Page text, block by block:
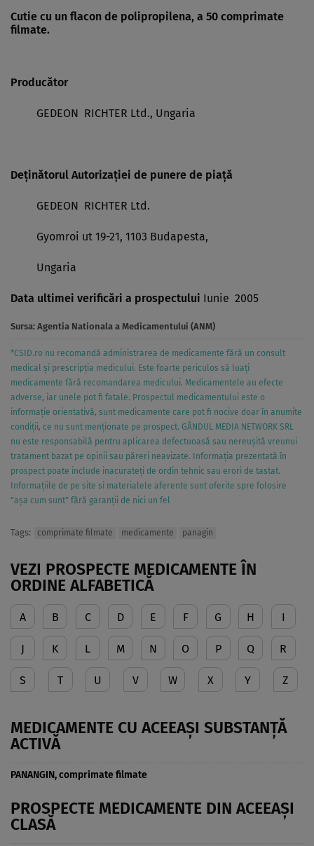
Cutie cu un flacon de polipropilena, a 50 comprimate
filmate.
Producător
GEDEON RICHTER Ltd., Ungaria
Deţinătorul Autorizaţiei de punere de piaţă
GEDEON RICHTER Ltd.
Gyomroi ut 19-21, 1103 Budapesta,
Ungaria
Data ultimei verificări a prospectului Iunie 2005
Sursa: Agentia Nationala a Medicamentului (ANM)
*CSID.ro nu recomandă administrarea de medicamente fără un consult
medical și prescripția medicului. Este foarte periculos să luați
medicamente fără recomandarea medicului. Medicamentele au efecte
adverse, iar unele pot fi fatale. Prospectul medicamentului este o
informație orientativă, sunt medicamente care pot fi nocive doar în anumite
condiții, ce nu sunt menționate pe prospect. GÂNDUL MEDIA NETWORK SRL
nu este responsabilă pentru aplicarea defectuoasă sau nereușită vreunui
tratament bazat pe opinii sau păreri neavizate. Informația prezentată în
prospect poate include inacurateți de ordin tehnic sau erori de tastat.
Informațiile de pe site si materialele aferente sunt oferite spre folosire
"așa cum sunt" fără garanții de nici un fel
Tags: comprimate filmate medicamente panagin
VEZI PROSPECTE MEDICAMENTE ÎN
ORDINE ALFABETICĂ
A B C D E F G H I
J K L M N O P Q R
S T U V W X Y Z
MEDICAMENTE CU ACEEAȘI SUBSTANȚĂ
ACTIVĂ
PANANGIN, comprimate filmate
PROSPECTE MEDICAMENTE DIN ACEEAȘI
CLASĂ